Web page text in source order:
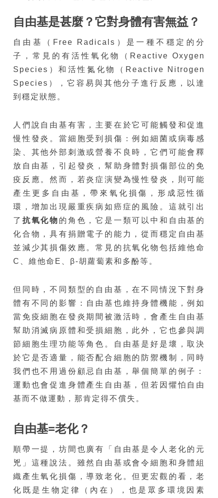
自由基是甚麼？它對身體有害無益？
自由基（Free Radicals）是一種不穩定的分
子，常見的有活性氧化物（Reactive Oxygen
Species）和活性氮化物（Reactive Nitrogen
Species），它容易與其他分子進行反應，以達
到穩定狀態。
人們說自由基有害，主要在於它可能觸發和促進
慢性發炎。當細胞受到損傷：例如細菌或病毒感
染、其他外部刺激或營養不良時，它們可能會釋
放自由基，引起發炎，幫助身體對損傷部位的免
疫反應。然而，若炎症演變為慢性發炎，則可能
產生更多自由基，帶來氧化損傷，形成惡性循
環，增加出現嚴重疾病如癌症的風險。這就引出
了 抗氧化物 的角色，它是一類可以中和自由基的
化合物，具有捐贈電子的能力，從而穩定自由基
並減少其損傷效應。常見的抗氧化物包括維他命
C、維他命E、β-胡蘿蔔素和多酚等。
但同時，不同類型的自由基，在不同情況下對身
體有不同的影響：自由基也維持身體機能，例如
當免疫細胞在發炎期間被激活時，會產生自由基
幫助消滅病原體和受損細胞，此外，它也參與調
節細胞生理功能等角色。自由基是好是壞，取決
於它是否適量，能否配合細胞的防禦機制，同時
我們也不用過份顧忌自由基，舉個簡單的例子：
運動也會促進身體產生自由基，但若因懼怕自由
基而不做運動，那肯定得不償失。
自由基=老化？
順帶一提，坊間也廣有「自由基是令人老化的元
兇」這種說法。雖然自由基或會令細胞和身體組
織產生氧化損傷，導致老化。但更宏觀的看，老
化既是生物定律（內在），也是眾多環境因素